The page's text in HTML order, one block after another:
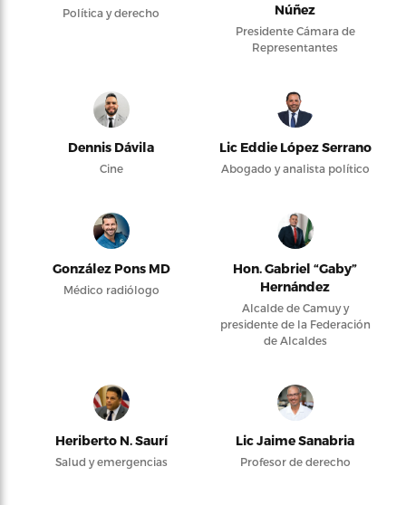
Política y derecho
Núñez
Presidente Cámara de
Representantes
Dennis Dávila
Cine
Lic Eddie López Serrano
Abogado y analista político
González Pons MD
Médico radiólogo
Hon. Gabriel “Gaby”
Hernández
Alcalde de Camuy y
presidente de la Federación
de Alcaldes
Heriberto N. Saurí
Salud y emergencias
Lic Jaime Sanabria
Profesor de derecho